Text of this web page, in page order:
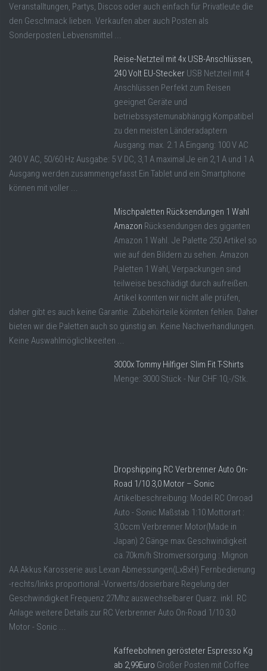
Veranstalltungen, Partys, Discos oder auch einfach für Privatleute die
den Geschmack lieben. Verkaufen aber auch Posten als
Sonderposten Lebvensmittel ...
Reise-Netzteil mit 4x USB-Anschlüssen,
240 Volt EU-Stecker USB Netzteil mit 4
Anschlüssen Perfekt zum Reisen
geeignet Geräte und
betriebssystemunabhängig Kompatibel
zu den meisten Länderadaptern
Ausgang: max. 2.1 A Eingang: 100 V AC
240 V AC, 50/60 Hz Ausgabe: 5 V DC, 3,1 A maximal Je ein 2,1 A und 1 A
Ausgang werden zusammengefasst Ein Tablet und ein Smartphone
können mit voller ...
Mischpaletten Rücksendungen 1 Wahl
Amazon Rücksendungen des giganten
Amazon 1 Wahl. Je Palette 250 Artikel so
wie auf den Bildern zu sehen. Amazon
Paletten 1 Wahl, Verpackungen sind
teilweise beschädigt durch aufreißen.
Artikel konnten wir nicht alle prüfen,
daher gibt es auch keine Garantie. Zubehörteile könnten fehlen. Daher
bieten wir die Paletten auch so günstig an. Keine Nachverhandlungen.
Keine Auswahlmöglichkeeiten ...
3000x Tommy Hilfiger Slim Fit T-Shirts
Menge: 3000 Stück - Nur CHF 10,-/Stk.
Dropshipping RC Verbrenner Auto On-
Road 1/10 3,0 Motor – Sonic
Artikelbeschreibung: Model RC Onroad
Auto - Sonic Maßstab 1:10 Mottorart :
3,0ccm Verbrenner Motor(Made in
Japan) 2 Gänge max.Geschwindigkeit
ca.70km/h Stromversorgung : Mignon
AA Akkus Karosserie aus Lexan Abmessungen(LxBxH) Fernbedienung
-rechts/links proportional -Vorwerts/dosierbare Regelung der
Geschwindigkeit Frequenz 27Mhz auswechselbarer Quarz. inkl. RC
Anlage weitere Details zur RC Verbrenner Auto On-Road 1/10 3,0
Motor - Sonic ...
Kaffeebohnen gerösteter Espresso Kg
ab 2,99Euro Großer Posten mit Coffee